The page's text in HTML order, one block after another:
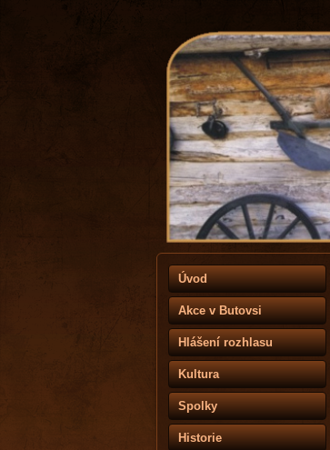
Úvod
Akce v Butovsi
Hlášení rozhlasu
Kultura
Spolky
Historie